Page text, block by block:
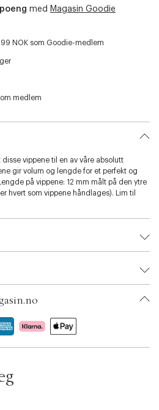
med Magasin Goodie
NOK som Goodie-medlem
medlem
vippene til en av våre absolutt
gir volum og lengde for et perfekt og
på vippene: 12 mm målt på den ytre
hvert som vippene håndlages). Lim til